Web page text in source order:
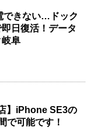
できない…ドック
日復活！データ
岐阜
】iPhone SE3の
で可能です！